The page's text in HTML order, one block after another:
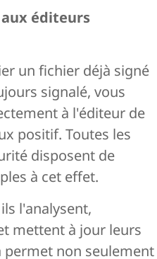
éditeurs
un fichier déjà signé
signalé, vous
à l'éditeur de
positif. Toutes les
disposent de
à cet effet.
l'analysent,
mettent à jour leurs
permet non seulement